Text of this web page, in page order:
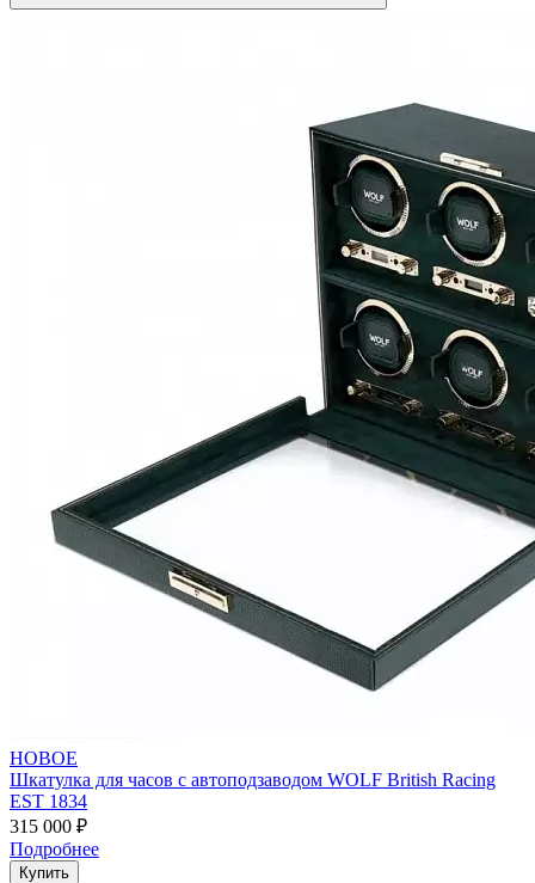
НОВОЕ
Шкатулка для часов с автоподзаводом WOLF British Racing
EST 1834
315 000 ₽
Подробнее
Купить